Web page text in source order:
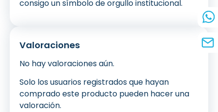
consigo un símbolo de orgullo institucional.
Valoraciones
No hay valoraciones aún.
Solo los usuarios registrados que hayan
comprado este producto pueden hacer una
valoración.